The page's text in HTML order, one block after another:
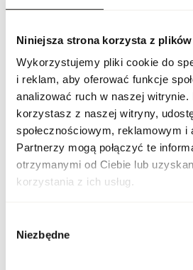
Niniejsza strona korzysta z
Wykorzystujemy pliki cookie do
i reklam, aby oferować funkcje
analizować ruch w naszej
korzystasz z naszej witryny,
społecznościowym, reklamowym i
Partnerzy mogą połączyć te
otrzymanymi od Ciebie lub
korzystania z ich usług.
zgody
Niezbędne
wyzwania i aktywny styl życia,
toaletowej utrzymana jest w
designie z ciemnymi akcentami, który
zapachu i luksus marki Cartier. Cartier
Sport woda toaletowa to propozycja
poczuć świeżość, energię i
aromacie, pozostawiającym trwałe,
PARAMETRY